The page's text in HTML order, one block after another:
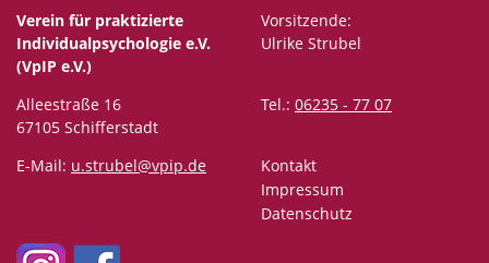
Verein für praktizierte
Individualpsychologie e.V.
(VpIP e.V.)
Vorsitzende:
Ulrike Strubel
Alleestraße 16
67105 Schifferstadt
Tel.: 06235 - 77 07
E-Mail: u.strubel@vpip.de
Kontakt
Impressum
Datenschutz